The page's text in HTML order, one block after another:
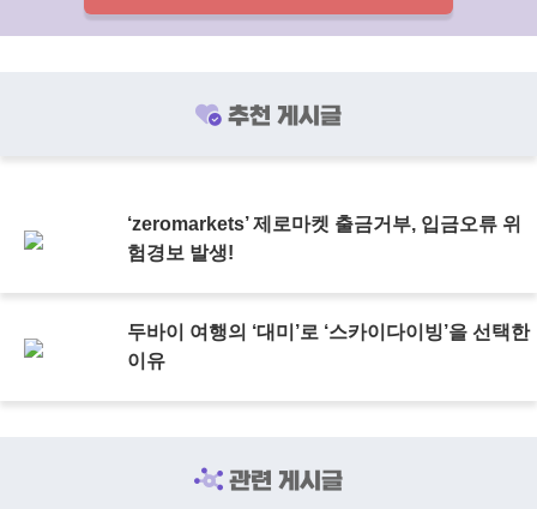
추천 게시글
‘zeromarkets’ 제로마켓 출금거부, 입금오류 위
험경보 발생!
두바이 여행의 ‘대미’로 ‘스카이다이빙’을 선택한
이유
관련 게시글